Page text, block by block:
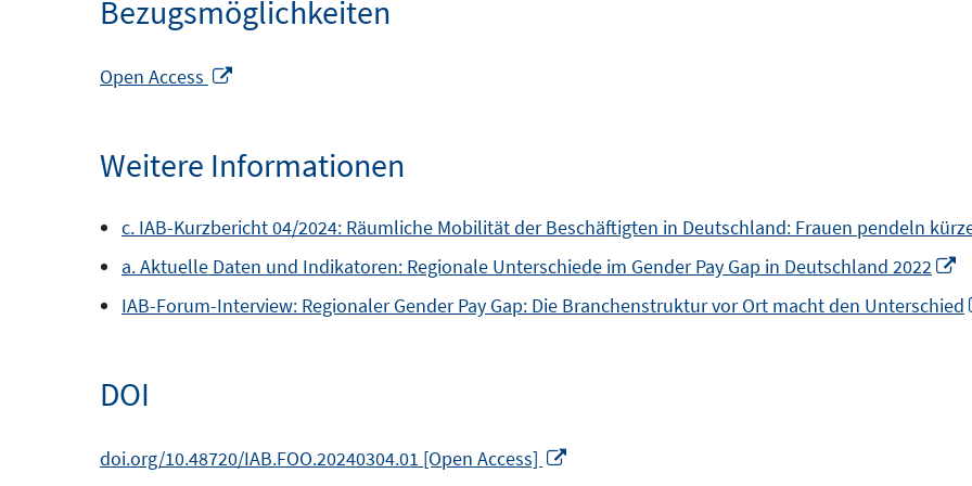
Bezugsmöglichkeiten
Open Access
öffnen
Weitere Informationen
c. IAB-Kurzbericht 04/2024: Räumliche Mobilität der Beschäftigten in Deutschland: Frauen pendeln
a. Aktuelle Daten und Indikatoren: Regionale Unterschiede im Gender Pay Gap in Deutschland 2022
IAB-Forum-Interview: Regionaler Gender Pay Gap: Die Branchenstruktur vor Ort macht den Unterschied
DOI
doi.org/10.48720/IAB.FOO.20240304.01 [Open Access]